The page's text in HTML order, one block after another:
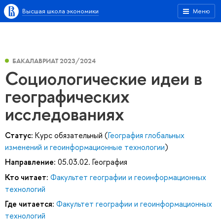
Меню
Высшая школа экономики
БАКАЛАВРИАТ 2023/2024
Социологические идеи в
географических
исследованиях
Статус: Курс обязательный (География глобальных
изменений и геоинформационные технологии)
Направление: 05.03.02. География
Кто читает: Факультет географии и геоинформационных
технологий
Где читается: Факультет географии и геоинформационных
технологий